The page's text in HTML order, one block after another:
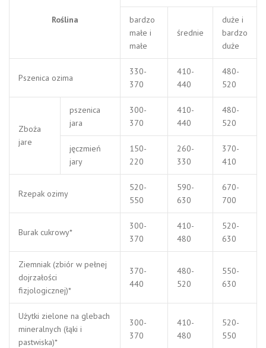
Roślina
bardzo
małe i
małe
średnie
duże i
bardzo
duże
Pszenica ozima
330-
370
410-
440
480-
520
Zboża
jare
pszenica
jara
300-
370
410-
440
480-
520
jęczmień
jary
150-
220
260-
330
370-
410
Rzepak ozimy
520-
550
590-
630
670-
700
Burak cukrowy*
300-
370
410-
480
520-
630
Ziemniak (zbiór w pełnej
dojrzałości
fizjologicznej)*
370-
440
480-
520
550-
630
Użytki zielone na glebach
mineralnych (łąki i
pastwiska)*
300-
370
410-
480
520-
550